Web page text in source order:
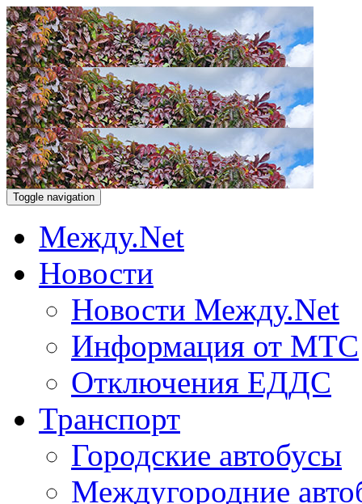
Toggle navigation
Между.Net
Новости
Новости Между.Net
Информация от МТС
Отключения ЕДДС
Транспорт
Городские автобусы
Междугородние